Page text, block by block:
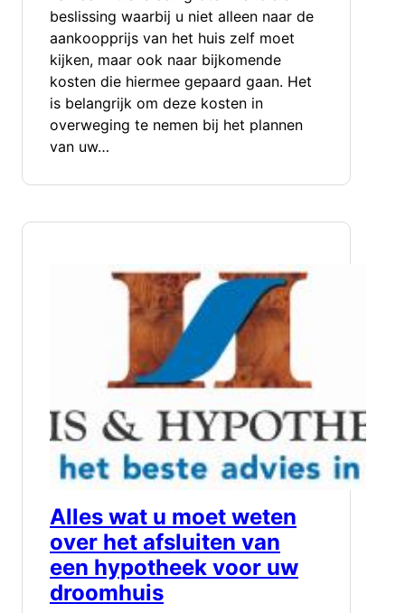
beslissing waarbij u niet alleen naar de
aankoopprijs van het huis zelf moet
kijken, maar ook naar bijkomende
kosten die hiermee gepaard gaan. Het
is belangrijk om deze kosten in
overweging te nemen bij het plannen
van uw…
Alles wat u moet weten
over het afsluiten van
een hypotheek voor uw
droomhuis